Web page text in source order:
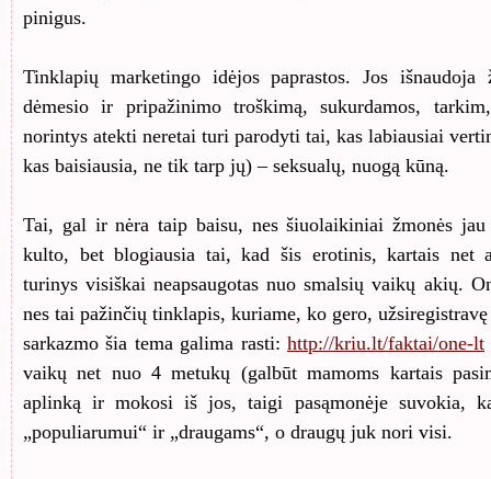
pinigus.
Tinklapių marketingo idėjos paprastos. Jos išnaudoja
dėmesio ir pripažinimo troškimą, sukurdamos,
norintys atekti neretai turi parodyti tai, kas labiausiai
kas baisiausia, ne tik tarp jų) – seksualų, nuogą kūną.
Tai, gal ir nėra taip baisu, nes šiuolaikiniai žmonės
kulto, bet blogiausia tai, kad šis erotinis, kartais net
turinys visiškai neapsaugotas nuo smalsių vaikų akių.
nes tai pažinčių tinklapis, kuriame, ko gero,
sarkazmo šia tema galima rasti: http://kriu.lt/faktai/one-lt
vaikų net nuo 4 metukų (galbūt mamoms kartais
aplinką ir mokosi iš jos, taigi pasąmonėje suvokia,
„populiarumui“ ir „draugams“, o draugų juk nori visi.